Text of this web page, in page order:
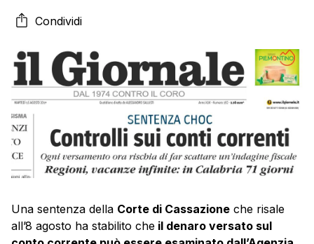
Condividi
Una sentenza della Corte di Cassazione che risale
all’8 agosto ha stabilito che il denaro versato sul